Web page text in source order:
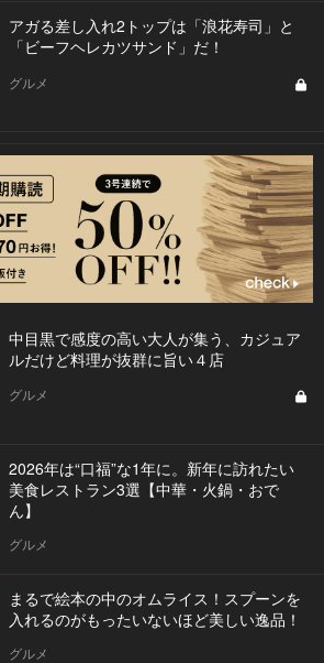
アガる差し入れ2トップは「浪花寿司」と
「ビーフヘレカツサンド」だ！
グルメ
中目黒で感度の高い大人が集う、カジュア
ルだけど料理が抜群に旨い４店
グルメ
2026年は“口福”な1年に。新年に訪れたい
美食レストラン3選【中華・火鍋・おで
ん】
グルメ
まるで絵本の中のオムライス！スプーンを
入れるのがもったいないほど美しい逸品！
グルメ